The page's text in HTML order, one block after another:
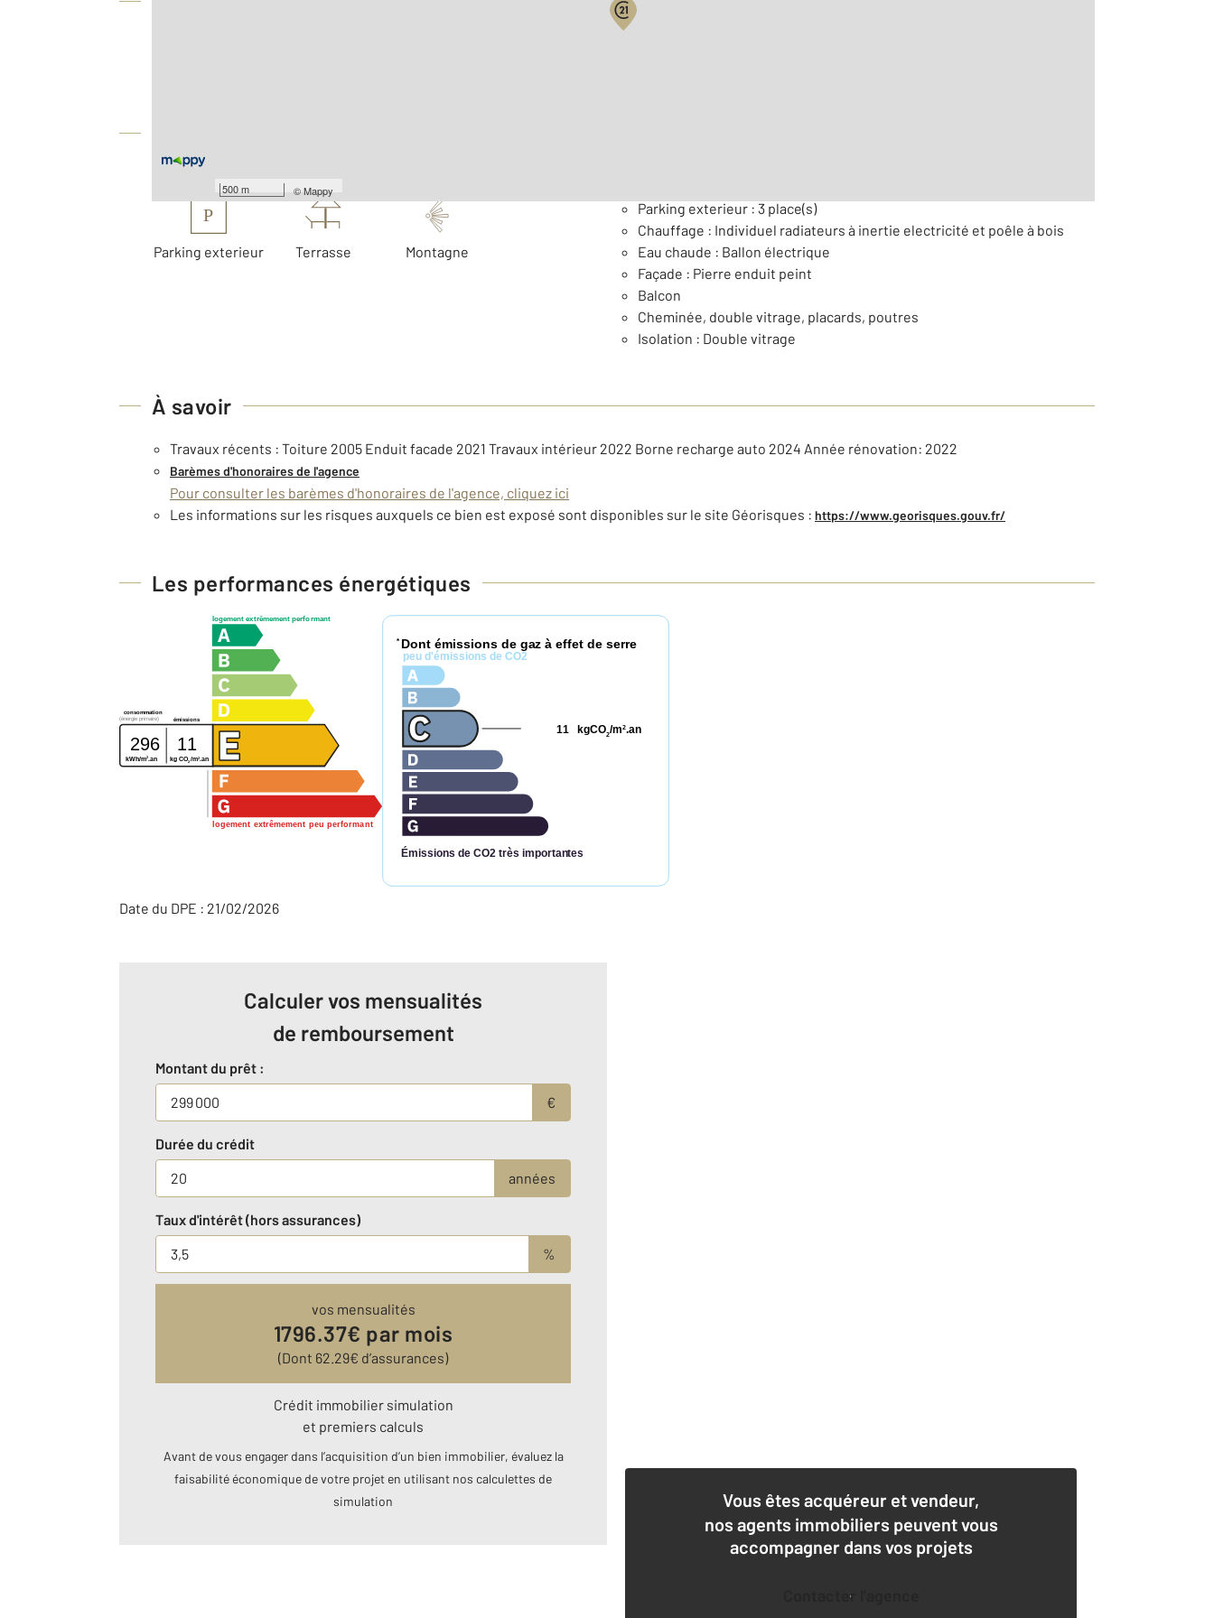
500 m ©Mappy
P
Parking exterieur Terrasse Montagne
Parking exterieur : 3 place(s)
Chauffage : Individuel radiateurs à inertie electricité et poêle à bois
Eau chaude : Ballon électrique
Façade : Pierre enduit peint
Balcon
Cheminée, double vitrage, placards, poutres
Isolation : Double vitrage
À savoir
Travaux récents : Toiture 2005 Enduit facade 2021 Travaux intérieur 2022 Borne recharge auto 2024 Année rénovation: 2022
Barèmes d'honoraires de l'agence
Pour consulter les barèmes d'honoraires de l'agence, cliquez ici
Les informations sur les risques auxquels ce bien est exposé sont disponibles sur le site Géorisques : https://www.georisques.gouv.fr/
Les performances énergétiques
logement extrêmement performant
logement extrêmement peu performant
consommation
émissions
(énergie primaire)
296 11
kWh/m2 .an kg CO2/m2 .an
* Dont émissions de gaz à effet de serre
peu d'émissions de CO2
Émissions de CO2 très importantes
kgCO2/m2.an
11
Date du DPE : 21/02/2026
Calculer vos mensualités
de remboursement
Montant du prêt :
€
Durée du crédit
années
Taux d'intérêt (hors assurances)
%
vos mensualités
1796.37€ par mois
(Dont 62.29€ d’assurances)
Crédit immobilier simulation
et premiers calculs
Avant de vous engager dans l’acquisition d’un bien immobilier, évaluez la
faisabilité économique de votre projet en utilisant nos calculettes de
simulation
Vous êtes acquéreur et vendeur,
nos agents immobiliers peuvent vous
accompagner dans vos projets
Contacter l'agence